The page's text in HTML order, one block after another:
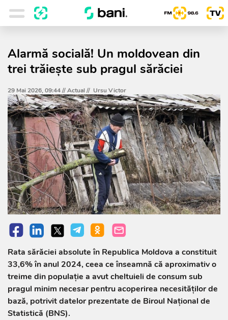
Alarmă socială! Un moldovean din
trei trăiește sub pragul sărăciei
29 Mai 2026, 09:44 //Actual// Ursu Victor
Rata sărăciei absolute în Republica Moldova a constituit
33,6% în anul 2024, ceea ce înseamnă că aproximativ o
treime din populație a avut cheltuieli de consum sub
pragul minim necesar pentru acoperirea necesităților de
bază, potrivit datelor prezentate de Biroul Național de
Statistică (BNS).